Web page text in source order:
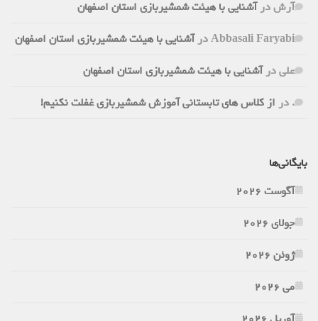
آرشدرآشنایی با هیئت شمشیربازی استان اصفهان
Abbasali Faryabiدرآشنایی با هیئت شمشیربازی استان اصفهان
علیدرآشنایی با هیئت شمشیربازی استان اصفهان
.دراز کلاس های تابستانی آموزش شمشیربازی غفلت نکنیم!
بایگانی‌ها
آگوست 2026
جولای 2026
ژوئن 2026
می 2026